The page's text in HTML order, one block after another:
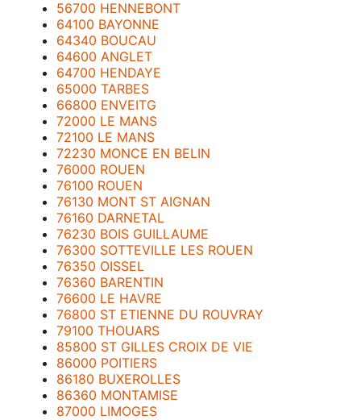
56700 HENNEBONT
64100 BAYONNE
64340 BOUCAU
64600 ANGLET
64700 HENDAYE
65000 TARBES
66800 ENVEITG
72000 LE MANS
72100 LE MANS
72230 MONCE EN BELIN
76000 ROUEN
76100 ROUEN
76130 MONT ST AIGNAN
76160 DARNETAL
76230 BOIS GUILLAUME
76300 SOTTEVILLE LES ROUEN
76350 OISSEL
76360 BARENTIN
76600 LE HAVRE
76800 ST ETIENNE DU ROUVRAY
79100 THOUARS
85800 ST GILLES CROIX DE VIE
86000 POITIERS
86180 BUXEROLLES
86360 MONTAMISE
87000 LIMOGES